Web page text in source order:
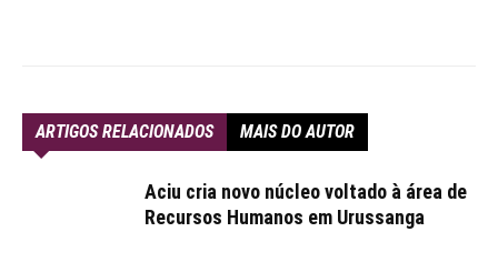
ARTIGOS RELACIONADOS MAIS DO AUTOR
Aciu cria novo núcleo voltado à área de
Recursos Humanos em Urussanga